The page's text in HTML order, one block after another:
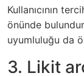
Kullanıcının
önünde
uyumluluğu da
3. Likit